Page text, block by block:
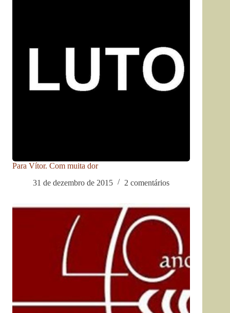
Para Vítor. Com muita dor
31 de dezembro de 2015
2 comentários